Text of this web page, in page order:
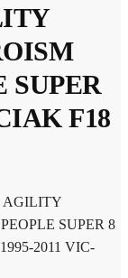
SUPER
F18
AGILITY
SUPER 8
2011 VIC-